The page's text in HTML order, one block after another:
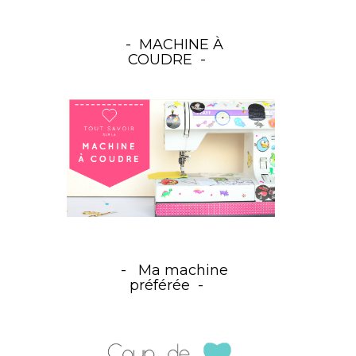
MACHINE À
COUDRE
Ma machine
préférée